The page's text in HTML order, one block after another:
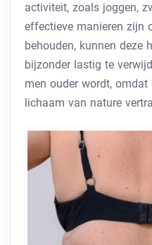
activiteit, zoals joggen,
effectieve manieren zijn
behouden, kunnen deze
bijzonder lastig te
men ouder wordt,
lichaam van nature